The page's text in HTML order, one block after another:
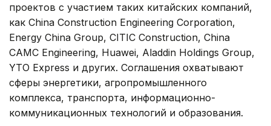
проектов с участием таких китайских компаний,
как China Construction Engineering Corporation,
Energy China Group, CITIC Construction, China
CAMC Engineering, Huawei, Aladdin Holdings Group,
YTO Express и других. Соглашения охватывают
сферы энергетики, агропромышленного
комплекса, транспорта, информационно-
коммуникационных технологий и образования.